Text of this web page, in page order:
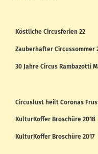
Köstliche Circusferien 22
Zauberhafter Circussommer
30 Jahre Circus Rambazotti
Circuslust heilt Coronas
KulturKoffer Broschüre 2018
KulturKoffer Broschüre 2017